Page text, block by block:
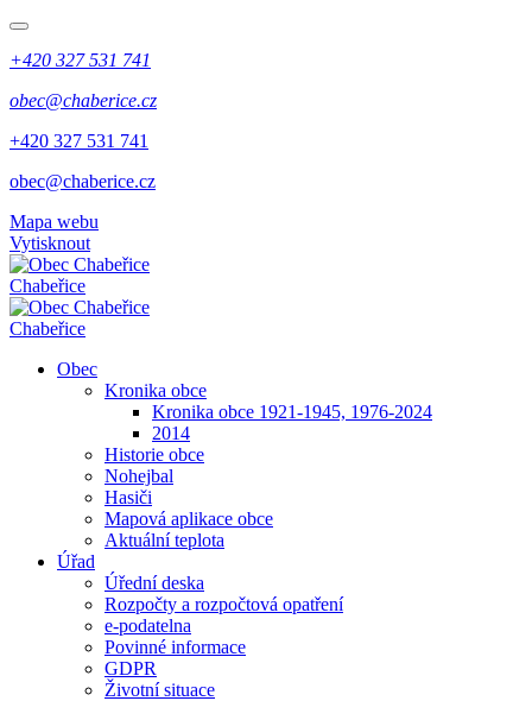
+420 327 531 741
obec@chaberice.cz
+420 327 531 741
obec@chaberice.cz
Mapa webu
Vytisknout
Chabeřice
Chabeřice
Obec
Kronika obce
Kronika obce 1921-1945, 1976-2024
2014
Historie obce
Nohejbal
Hasiči
Mapová aplikace obce
Aktuální teplota
Úřad
Úřední deska
Rozpočty a rozpočtová opatření
e-podatelna
Povinné informace
GDPR
Životní situace